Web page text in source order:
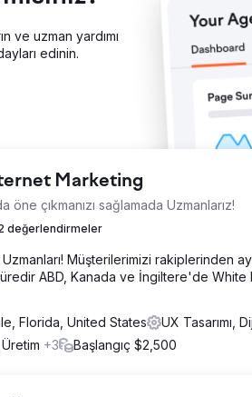
ve uzman yardımı
edinin.
Marketing
öne çıkmanızı sağlamada Uzmanlarız!
değerlendirmeler
Müşterilerimizi rakiplerinden
ABD, Kanada ve İngiltere'de White
Florida, United States
UX Tasarımı,
+3 Başlangıç $2,500